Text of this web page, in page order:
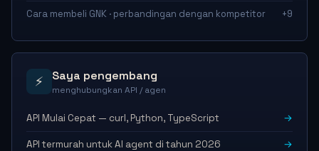
Cara membeli GNK · perbandingan dengan kompetitor +9
⚡ Saya pengembang
menghubungkan API / agen
API Mulai Cepat — curl, Python, TypeScript →
API termurah untuk AI agent di tahun 2026 →